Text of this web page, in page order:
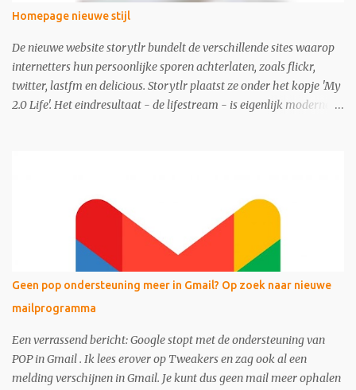
Homepage nieuwe stijl
De nieuwe website storytlr bundelt de verschillende sites waarop
internetters hun persoonlijke sporen achterlaten, zoals flickr,
twitter, lastfm en delicious. Storytlr plaatst ze onder het kopje 'My
2.0 Life'. Het eindresultaat - de lifestream - is eigenlijk moderne
Geen pop ondersteuning meer in Gmail? Op zoek naar nieuwe
mailprogramma
Een verrassend bericht: Google stopt met de ondersteuning van
POP in Gmail . Ik lees erover op Tweakers en zag ook al een
melding verschijnen in Gmail. Je kunt dus geen mail meer ophalen